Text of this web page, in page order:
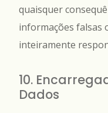
quaisquer
informações falsas
inteiramente
10.
Dados